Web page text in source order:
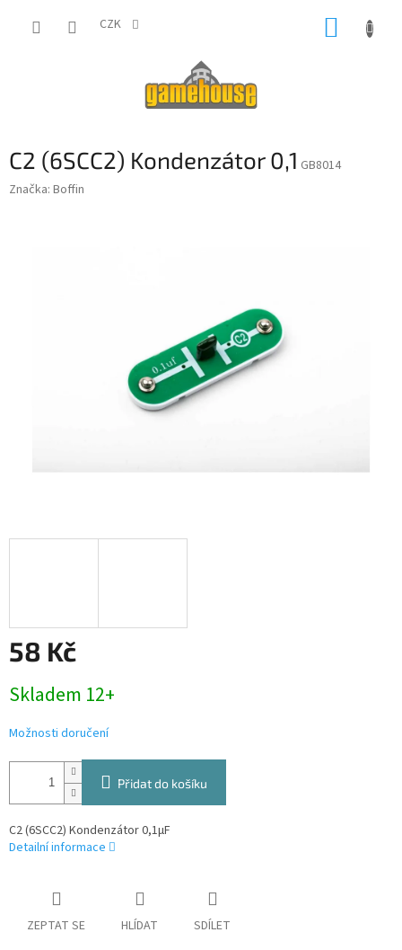
CZK
C2 (6SCC2) Kondenzátor 0,1 GB8014
Značka: Boffin
58 Kč
cena:
Skladem 12+
Možnosti doručení
Přidat do košíku
C2 (6SCC2) Kondenzátor 0,1µF
Detailní informace
ZEPTAT SE HLÍDAT SDÍLET